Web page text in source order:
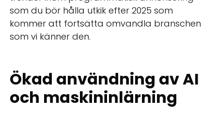
som du bör hålla utkik efter 2025 som
kommer att fortsätta omvandla branschen
som vi känner den.
Ökad användning av AI
och maskininlärning